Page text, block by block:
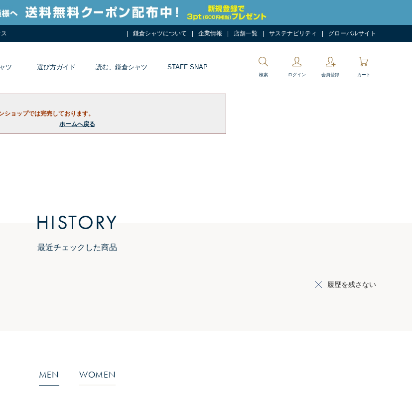
鎌倉シャツについて 企業情報 店舗一覧 サステナビリティ グローバルサイト
ツ 選び方ガイド 読む、鎌倉シャツ STAFF SNAP
検索 ログイン 会員登録 カート
ショップでは完売しております。
ホームへ戻る
HISTORY
最近チェックした商品
履歴を残さない
MEN WOMEN